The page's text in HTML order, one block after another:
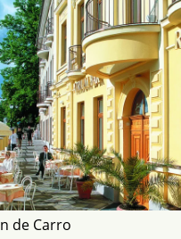
de Carro